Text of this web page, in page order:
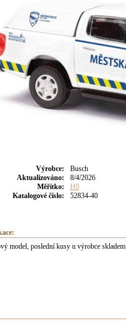
Výrobce:
Busch
Aktualizováno:
8/4/2026
Měřítko:
H0
Katalogové číslo:
52834-40
model, poslední kusy u výrobce skladem